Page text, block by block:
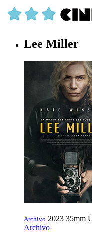
Lee Miller
Archivo 2023 35mm
Archivo